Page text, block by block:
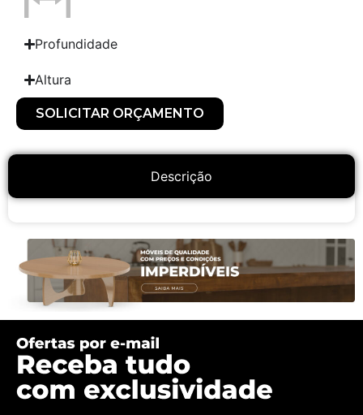
Profundidade
Altura
SOLICITAR ORÇAMENTO
Descrição